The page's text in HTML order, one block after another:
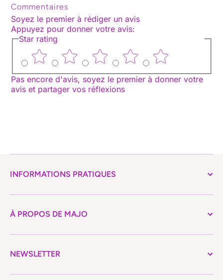
Commentaires
Soyez le premier à rédiger un avis
Appuyez pour donner votre avis:
Star rating
Pas encore d'avis, soyez le premier à donner votre
avis et partager vos réflexions
INFORMATIONS PRATIQUES
À PROPOS DE MAJO
NEWSLETTER